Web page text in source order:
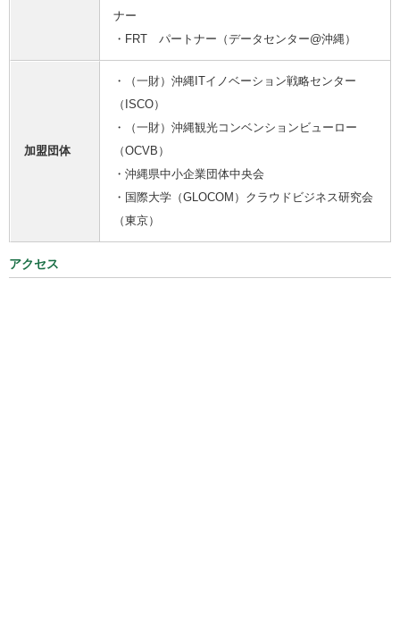
ナー
・FRT パートナー（データセンター@沖縄）
加盟団体
・（一財）沖縄ITイノベーション戦略センター
（ISCO）
・（一財）沖縄観光コンベンションビューロー
（OCVB）
・沖縄県中小企業団体中央会
・国際大学（GLOCOM）クラウドビジネス研究会
（東京）
アクセス